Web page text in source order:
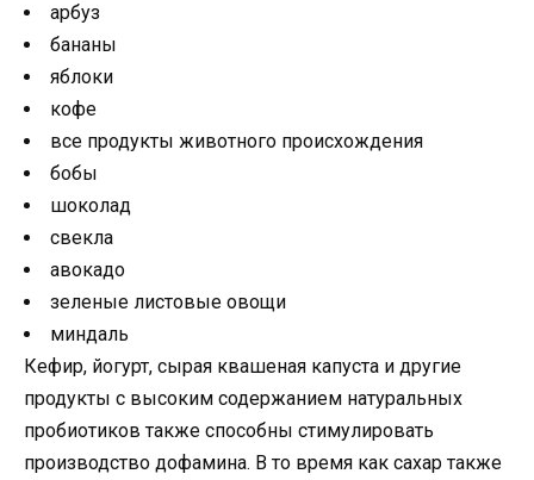
арбуз
бананы
яблоки
кофе
все продукты животного происхождения
бобы
шоколад
свекла
авокадо
зеленые листовые овощи
миндаль
Кефир, йогурт, сырая квашеная капуста и другие
продукты с высоким содержанием натуральных
пробиотиков также способны стимулировать
производство дофамина. В то время как сахар также